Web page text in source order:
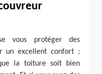
vous protéger des
un excellent confort ;
la toiture soit bien